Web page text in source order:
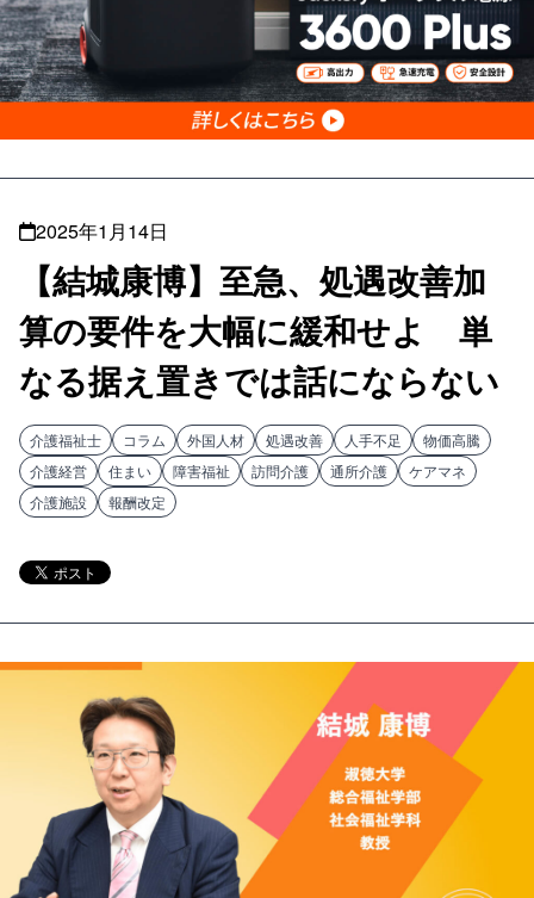
2025年1月14日
【結城康博】至急、処遇改善加
算の要件を大幅に緩和せよ 単
なる据え置きでは話にならない
介護福祉士 コラム 外国人材 処遇改善 人手不足
物価高騰
介護経営
住まい 障害福祉 訪問介護 通所介護
ケアマネ
介護施設
報酬改定